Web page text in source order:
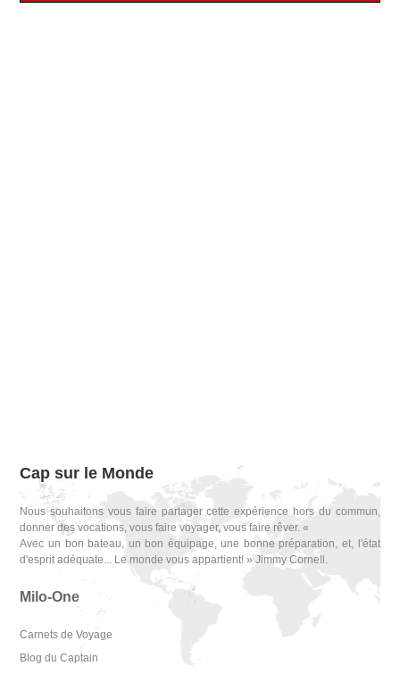
Cap sur le Monde
Nous souhaitons vous faire partager cette expérience hors du commun,
donner des vocations, vous faire voyager, vous faire rêver. «
Avec un bon bateau, un bon équipage, une bonne préparation, et, l'état
d'esprit adéquate... Le monde vous appartient! » Jimmy Cornell.
Milo-One
Carnets de Voyage
Blog du Captain